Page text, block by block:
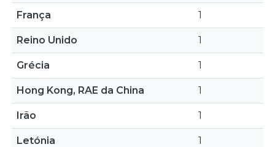
França 1
Reino Unido 1
Grécia 1
Hong Kong, RAE da China 1
Irão 1
Letónia 1